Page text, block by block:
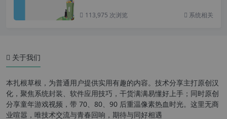
113,975 次浏览 系统相关
关于我们
本扎根草根，为普通用户提供实用有趣的内容。技术分享主打原创汉
化，聚焦系统封装、软件应用技巧，干货满满易懂好上手；同时原创
分享童年游戏视频，带 70、80、90 后重温像素热血时光。这里无商
业喧嚣，唯技术交流与青春回响，期待与同好相遇